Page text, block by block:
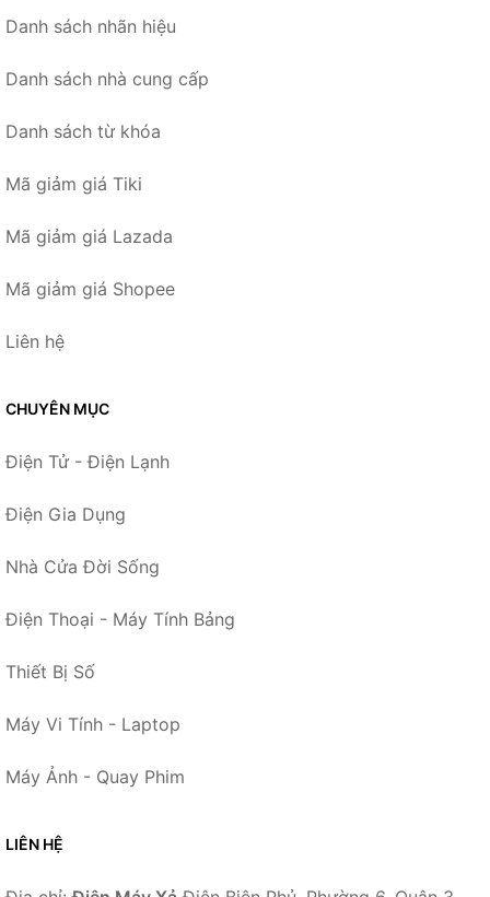
Danh sách nhãn hiệu
Danh sách nhà cung cấp
Danh sách từ khóa
Mã giảm giá Tiki
Mã giảm giá Lazada
Mã giảm giá Shopee
Liên hệ
CHUYÊN MỤC
Điện Tử - Điện Lạnh
Điện Gia Dụng
Nhà Cửa Đời Sống
Điện Thoại - Máy Tính Bảng
Thiết Bị Số
Máy Vi Tính - Laptop
Máy Ảnh - Quay Phim
LIÊN HỆ